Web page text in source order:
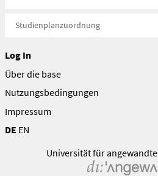
Studienplanzuordnung
Log In
Über die base
Nutzungsbedingungen
Impressum
DE EN
Universität für